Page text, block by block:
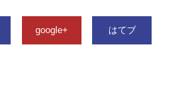
google+ はてブ